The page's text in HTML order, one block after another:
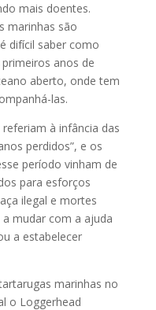
mais doentes.
marinhas são
difícil saber como
anos de
aberto, onde tem
las.
à infância das
perdidos”, e os
período vinham de
para esforços
ilegal e mortes
mudar com a ajuda
a estabelecer
marinhas no
o Loggerhead